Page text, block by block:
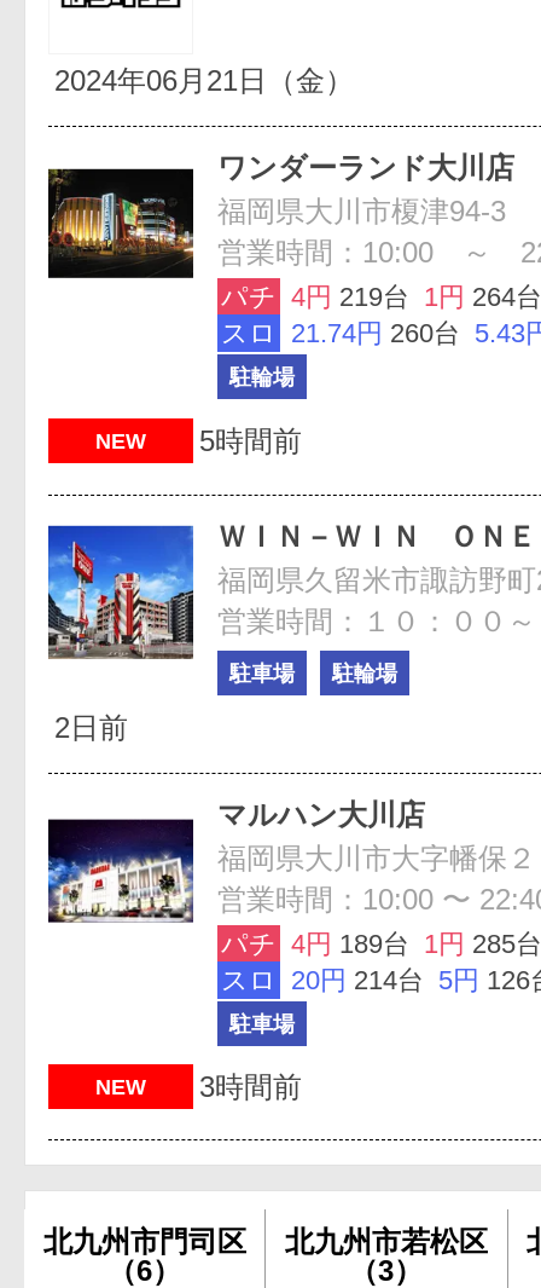
2024年06月21日（金）
ワンダーランド大川店
福岡県大川市榎津94-3
営業時間：10:00 ～
パチ 4円 219台 1円 264台
スロ
21.74円 260台 5.43
駐輪場
NEW 5時間前
ＷＩＮ－ＷＩＮ ＯＮＥ
福岡県久留米市諏訪野
営業時間：１０：００
駐車場 駐輪場
2日前
マルハン大川店
福岡県大川市大字幡保
営業時間：10:00 〜
パチ 4円 189台 1円 285台
スロ
20円 214台 5円 126
駐車場
NEW 3時間前
北九州市門司区
（6）
北九州市若松区
（3）